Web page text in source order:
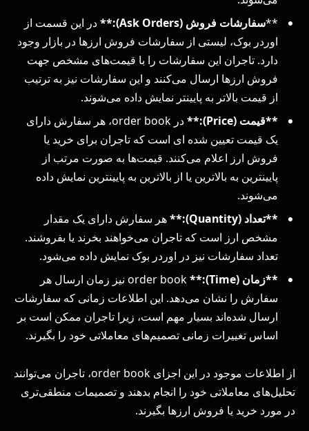
**سفارشات فروش (Ask Orders):**
در این قسمت از
اوردر بوک، لیستی از سفارشات فروش ارزها در بازار وجود
دارد. تاجران این سفارشات را با قیمت‌های مشخص جهت
فروش ارزها ارسال می‌کنند و این سفارشات نیز به ترتیب
از قیمت بالاتر به پایینتر نمایش داده می‌شوند.
**قیمت (Price):**
در order book، هر سفارش دارای
یک قیمت تعیین شده ای است که تاجران برای خرید یا
فروش ارز اعلام می‌کنند. قیمت‌ها به صورت مرتب از
پایینترین به بالاترین یا از بالاترین به پایینترین نمایش داده
می‌شوند.
**تعداد (Quantity):**
هر سفارش دارای یک مقدار
مشخص ارز است که تاجران می‌خواهند بخرند یا بفروشند.
تعداد سفارشات نیز در اوردر بوک نمایش داده می‌شود.
**زمان (Time):**
order book نیز زمان ارسال هر
سفارش را نشان می‌دهد. این اطلاعات زمانی که سفارشات
ارسال شده‌اند بسیار مهم است، زیرا تاجران ممکن است بر
اساس تغییرات زمانی تصمیم‌های معاملاتی خود را بگیرند.
از اطلاعات موجود در این اجزای order book، تاجران می‌توانند
تحلیل‌های معاملاتی خود را انجام بدهند و تصمیمات منطقی‌تری
در مورد خرید یا فروش ارزها بگیرند.